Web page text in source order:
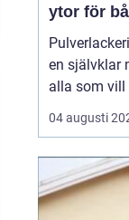
ytor för
och
en självklar
alla som vill
snygga och
tekniken i
04 augusti